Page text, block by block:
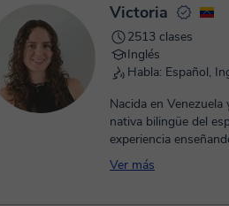
Victoria
2513 clases
Inglés
Habla: Español,
Nacida en
nativa bilingüe del
experiencia
Ver más